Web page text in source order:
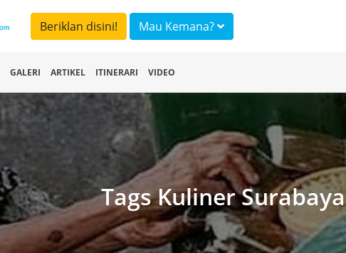
Beriklan disini! Mau Kemana?
GALERI ARTIKEL ITINERARI VIDEO
Tags Kuliner Surabaya